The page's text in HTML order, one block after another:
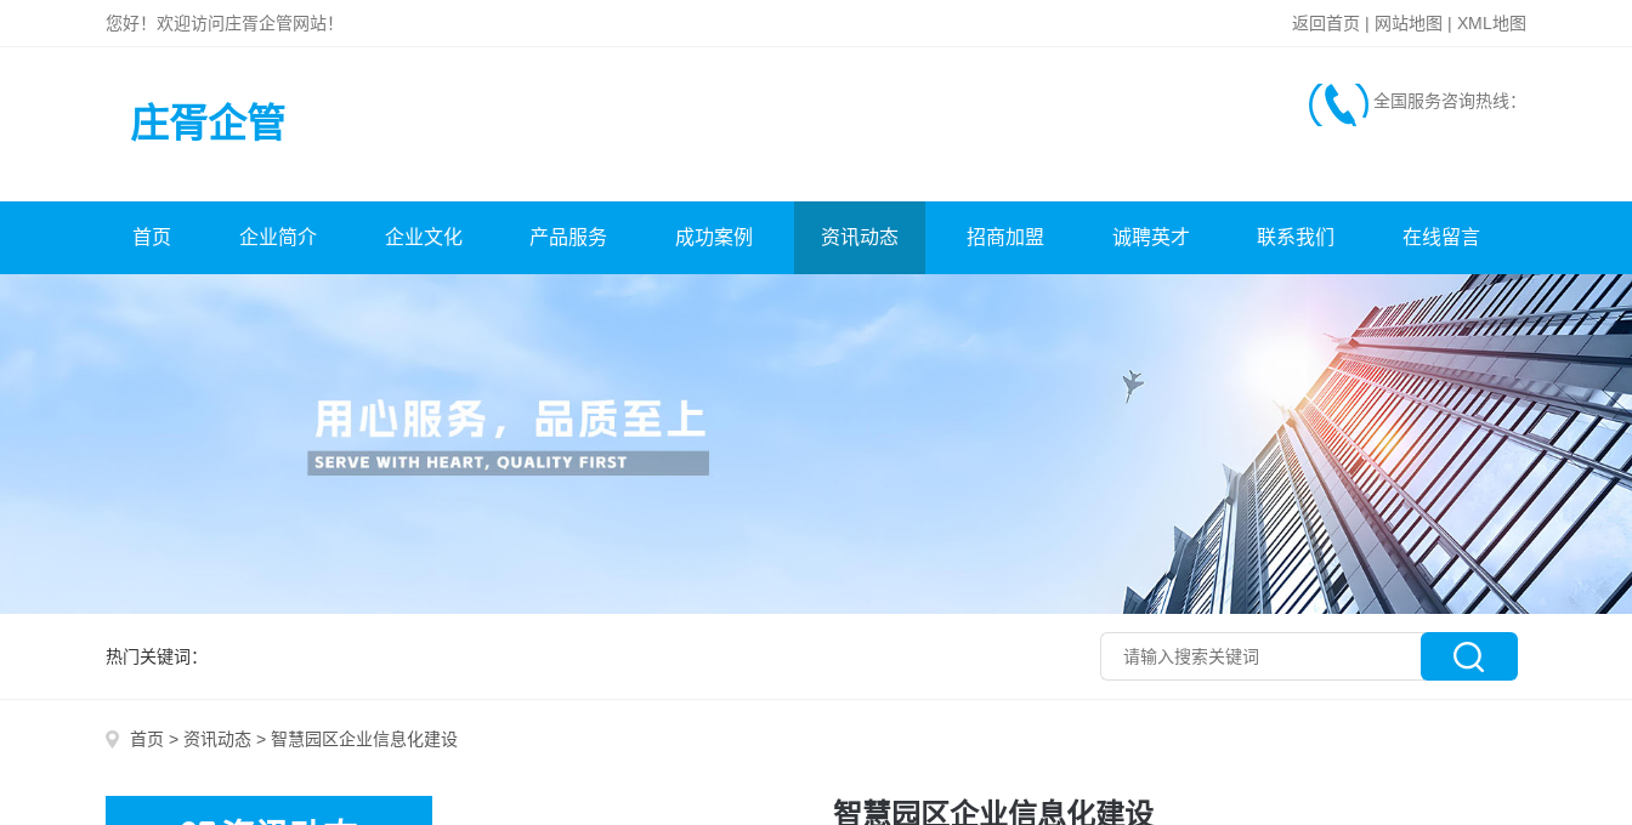
您好！欢迎访问庄胥企管网站！ 返回首页 | 网站地图 | XML地图
庄胥企管
全国服务咨询热线：
首页 企业简介 企业文化 产品服务 成功案例 资讯动态 招商加盟 诚聘英才 联系我们 在线留言
热门关键词：
首页 > 资讯动态 > 智慧园区企业信息化建设
智慧园区企业信息化建设